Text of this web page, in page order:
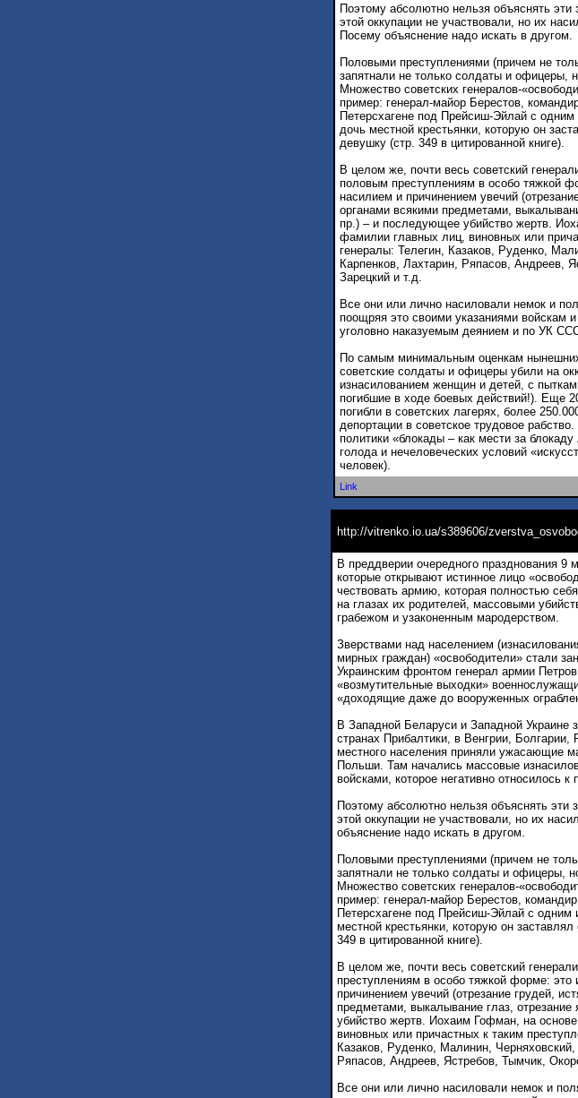
Поэтому абсолютно нельзя объяснять
этой оккупации не участвовали, но их
Посему объяснение надо искать в другом.
Половыми преступлениями (причем не
запятнали не только солдаты и офицеры,
Множество советских генералов-
пример: генерал-майор Берестов,
Петерсхагене под Прейсиш-Эйлай с
дочь местной крестьянки, которую он
девушку (стр. 349 в цитированной книге).
В целом же, почти весь советский
половым преступлениям в особо тяжкой
насилием и причинением увечий
органами всякими предметами,
пр.) – и последующее убийство жертв.
фамилии главных лиц, виновных или
генералы: Телегин, Казаков, Руденко,
Карпенков, Лахтарин, Ряпасов, Андреев,
Зарецкий и т.д.
Все они или лично насиловали немок и
поощряя это своими указаниями войскам
уголовно наказуемым деянием и по УК
По самым минимальным оценкам
советские солдаты и офицеры убили на
изнасилованием женщин и детей, с
погибшие в ходе боевых действий!). Еще
погибли в советских лагерях, более
депортации в советское трудовое
политики «блокады – как мести за
голода и нечеловеческих условий
человек).
Link
http://vitrenko.io.ua/s389606/
В преддверии очередного празднования 9
которые открывают истинное лицо
чествовать армию, которая полностью
на глазах их родителей, массовыми
грабежом и узаконенным мародерством.
Зверствами над населением
мирных граждан) «освободители» стали
Украинским фронтом генерал армии
«возмутительные выходки»
«доходящие даже до вооруженных
В Западной Беларуси и Западной Украине
странах Прибалтики, в Венгрии,
местного населения приняли ужасающие
Польши. Там начались массовые
войсками, которое негативно относилось к
Поэтому абсолютно нельзя объяснять
этой оккупации не участвовали, но их
объяснение надо искать в другом.
Половыми преступлениями (причем не
запятнали не только солдаты и офицеры,
Множество советских генералов-
пример: генерал-майор Берестов,
Петерсхагене под Прейсиш-Эйлай с
местной крестьянки, которую он
349 в цитированной книге).
В целом же, почти весь советский
преступлениям в особо тяжкой форме: это
причинением увечий (отрезание грудей,
предметами, выкалывание глаз,
убийство жертв. Иохаим Гофман, на
виновных или причастных к таким
Казаков, Руденко, Малинин,
Ряпасов, Андреев, Ястребов, Тымчик,
Все они или лично насиловали немок и